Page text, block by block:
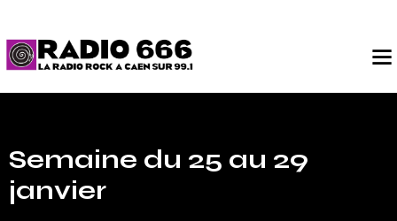
Semaine du 25 au 29
janvier